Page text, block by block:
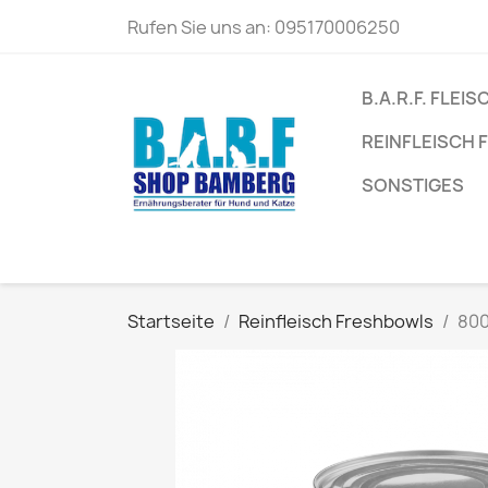
Rufen Sie uns an: 095170006250
B.A.R.F.
REINFLEISCH
SONSTIGES
Startseite Reinfleisch Freshbowls